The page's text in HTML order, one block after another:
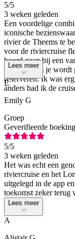
5/5
3 weken geleden
Een voordelige
iconische
rivier de Theems te
voor de riviercruise
boord gaan bij een
niet waarom je
reserveren. Ik was
anders had ik de
Lees meer
E
Emily G
Groep
Geverifieerde boeking
5/5
3 weken geleden
Het was echt een
riviercruise en het
uitgelegd in de app
toekomst zeker terug
Lees meer
A